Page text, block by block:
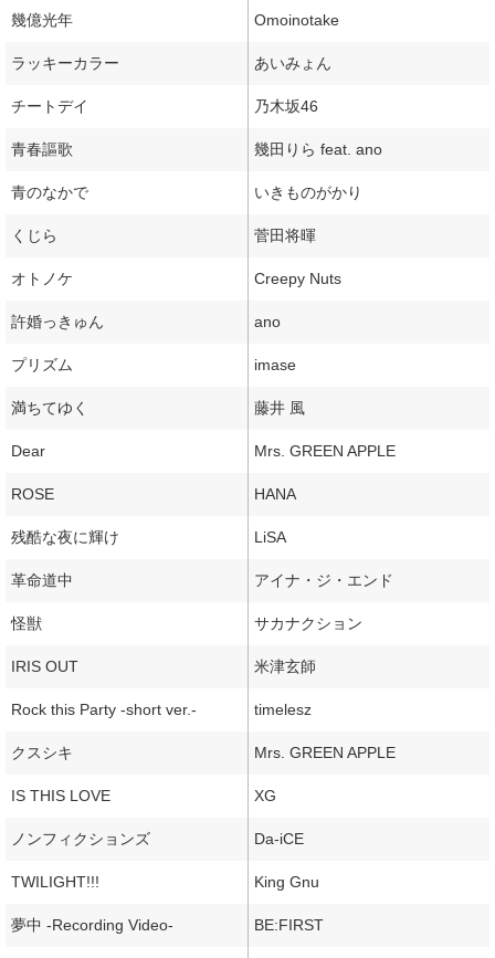
幾億光年 Omoinotake
ラッキーカラー あいみょん
チートデイ 乃木坂46
青春謳歌 幾田りら feat. ano
青のなかで いきものがかり
くじら 菅田将暉
オトノケ Creepy Nuts
許婚っきゅん ano
プリズム imase
満ちてゆく 藤井 風
Dear Mrs. GREEN APPLE
ROSE HANA
残酷な夜に輝け LiSA
革命道中 アイナ・ジ・エンド
怪獣 サカナクション
IRIS OUT 米津玄師
Rock this Party -short ver.- timelesz
クスシキ Mrs. GREEN APPLE
IS THIS LOVE XG
ノンフィクションズ Da-iCE
TWILIGHT!!! King Gnu
夢中 -Recording Video- BE:FIRST